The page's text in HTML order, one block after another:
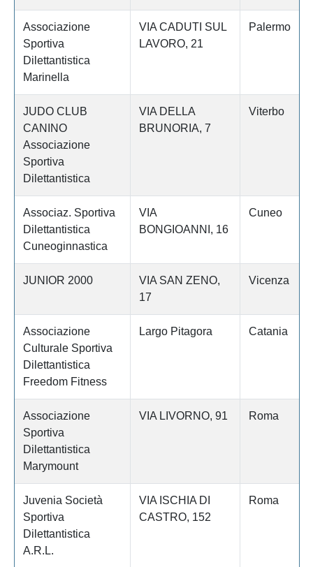
Associazione
Sportiva
Dilettantistica
Marinella
VIA CADUTI SUL
LAVORO, 21
Palermo
JUDO CLUB
CANINO
Associazione
Sportiva
Dilettantistica
VIA DELLA
BRUNORIA, 7
Viterbo
Associaz. Sportiva
Dilettantistica
Cuneoginnastica
VIA
BONGIOANNI, 16
Cuneo
JUNIOR 2000
VIA SAN ZENO,
17
Vicenza
Associazione
Culturale Sportiva
Dilettantistica
Freedom Fitness
Largo Pitagora Catania
Associazione
Sportiva
Dilettantistica
Marymount
VIA LIVORNO, 91 Roma
Juvenia Società
Sportiva
Dilettantistica
A.R.L.
VIA ISCHIA DI
CASTRO, 152
Roma